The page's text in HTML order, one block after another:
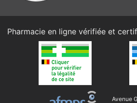
Pharmacie en ligne vérifiée et
Avenue